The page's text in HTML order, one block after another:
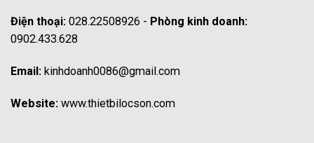
Điện thoại: 028.22508926 - Phòng kinh doanh:
0902.433.628
Email: kinhdoanh0086@gmail.com
Website: www.thietbilocson.com